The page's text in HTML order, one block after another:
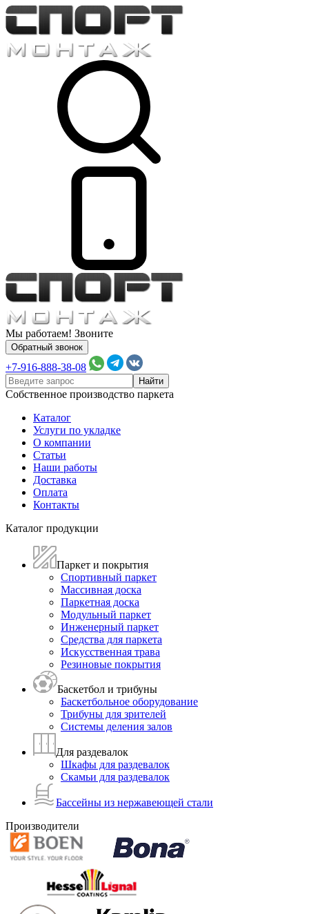
Мы работаем! Звоните
Обратный звонок
+7-916-888-38-08
Собственное производство паркета
Каталог
Услуги по укладке
О компании
Статьи
Наши работы
Доставка
Оплата
Контакты
Каталог продукции
Паркет и покрытия
Спортивный паркет
Массивная доска
Паркетная доска
Модульный паркет
Инженерный паркет
Средства для паркета
Искусственная трава
Резиновые покрытия
Баскетбол и трибуны
Баскетбольное оборудование
Трибуны для зрителей
Системы деления залов
Для раздевалок
Шкафы для раздевалок
Скамьи для раздевалок
Бассейны из нержавеющей стали
Производители